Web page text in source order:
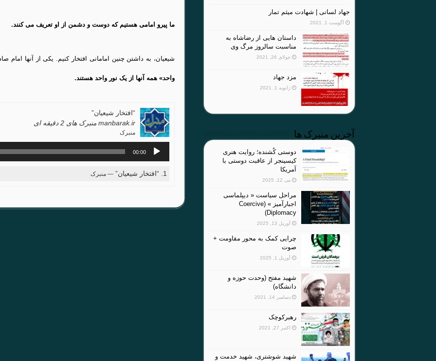
ما پیرو امامی هستیم که دوست و دشمن از او تعریف می کنند.
شیعیان، به داشتن چنین امامانی افتخار کنیم. یکی از آنها
واحد» همه آنها از یک نور واحد هستند.
“افتخار شیعیان”
manbarak.ir منبرک های 2 دقیقه ای
منبرک
پخش‌کننده
صوت
00:00
1. “افتخار شیعیان” — منبرک
جهاد لسانی | شهادت میثم تمار
آگوست 1, 2021
داستان هایی از رضاشاه به
مناسبت سالروز مرگ وی
جولای 26, 2021
مزد جهاد
ژانویه 1, 2021
آخرین منبرک ها
دوستی کُشنده؛ روایت هنری
کیسینجر از عاقبت دوستی با
آمریکا
می 12, 2025
مراحل سیاست « دیپلماسی
اجبارآمیز » (Coercive
Diplomacy)
آوریل 13, 2025
چرایی کمک به محور مقاومت +
صوت
آوریل 1, 2025
شهید مفتح (وحدت حوزه و
دانشگاه)
دسامبر 14, 2021
رهبرکوچک
اکتبر 27, 2021
شهید شوشتری، شهید خدمت و